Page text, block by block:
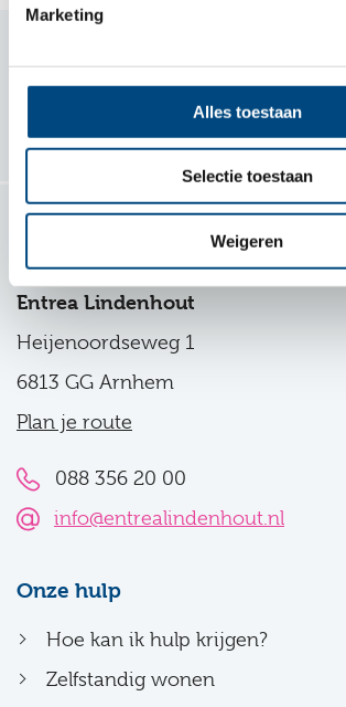
Marketing
Alles toestaan
Selectie toestaan
Weigeren
Samen voor kind en gezin
Entrea Lindenhout
Heijenoordseweg 1
6813 GG Arnhem
Plan je route
088 356 20 00
info@entrealindenhout.nl
Onze hulp
Hoe kan ik hulp krijgen?
Zelfstandig wonen